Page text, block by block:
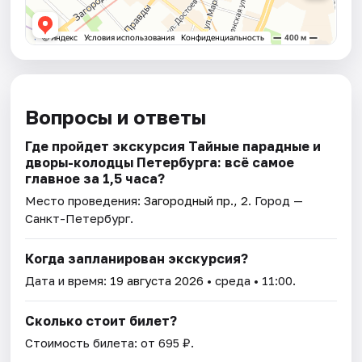
Вопросы и ответы
Где пройдет экскурсия Тайные парадные и
дворы-колодцы Петербурга: всё самое
главное за 1,5 часа?
Место проведения:Загородный пр., 2. Город —
Санкт-Петербург.
Когда запланирован экскурсия?
Дата и время: 19 августа 2026 • среда • 11:00.
Сколько стоит билет?
Стоимость билета: от 695 ₽.